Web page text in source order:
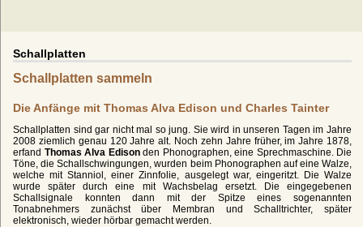
Schallplatten
Schallplatten sammeln
Die Anfänge mit Thomas Alva Edison und Charles Tainter
Schallplatten sind gar nicht mal so jung. Sie wird in unseren Tagen im Jahre
2008 ziemlich genau 120 Jahre alt. Noch zehn Jahre früher, im Jahre 1878,
erfand Thomas Alva Edisonden Phonographen, eine Sprechmaschine. Die
Töne, die Schallschwingungen, wurden beim Phonographen auf eine Walze,
welche mit Stanniol, einer Zinnfolie, ausgelegt war, eingeritzt. Die Walze
wurde später durch eine mit Wachsbelag ersetzt. Die eingegebenen
Schallsignale konnten dann mit der Spitze eines sogenannten
Tonabnehmers zunächst über Membran und Schalltrichter, später
elektronisch, wieder hörbar gemacht werden.